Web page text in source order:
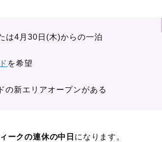
は4月30日(木)からの一泊
を希望
の新エリアオープンがある
ークの連休の中日 になります。